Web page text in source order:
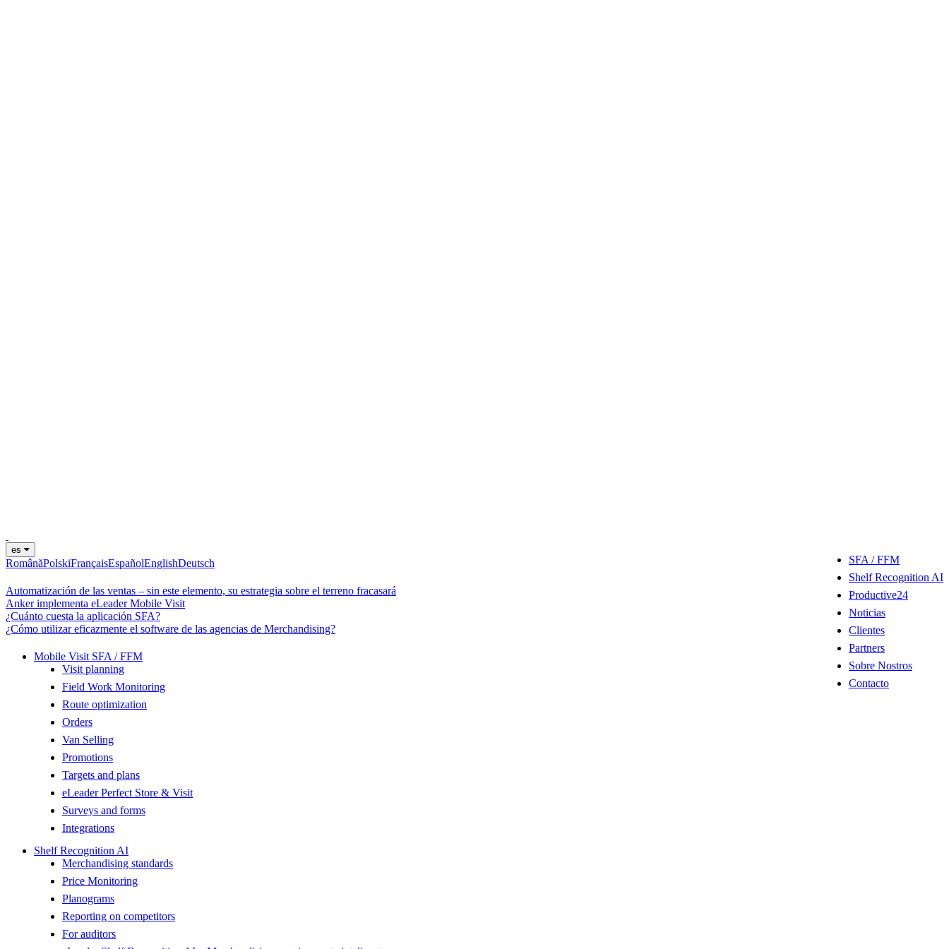
SFA / FFM
Shelf Recognition AI
Productive24
Noticias
Clientes
Partners
Sobre Nostros
Contacto
es
RomânăPolskiFrançaisEspañolEnglishDeutsch
Automatización de las ventas – sin este elemento, su estrategia sobre el terreno fracasará
Anker implementa eLeader Mobile Visit
¿Cuánto cuesta la aplicación SFA?
¿Cómo utilizar eficazmente el software de las agencias de Merchandising?
Mobile Visit SFA / FFM
Visit planning
Field Work Monitoring
Route optimization
Orders
Van Selling
Promotions
Targets and plans
eLeader Perfect Store & Visit
Surveys and forms
Integrations
Shelf Recognition AI
Merchandising standards
Price Monitoring
Planograms
Reporting on competitors
For auditors